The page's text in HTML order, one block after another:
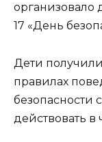
17 «День
Дети
правилах
безопасности
действовать в